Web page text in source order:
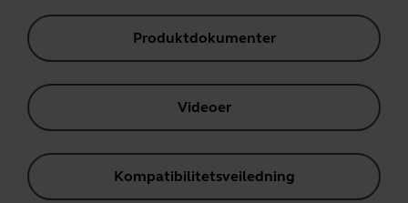
Produktdokumenter
Videoer
Kompatibilitetsveiledning